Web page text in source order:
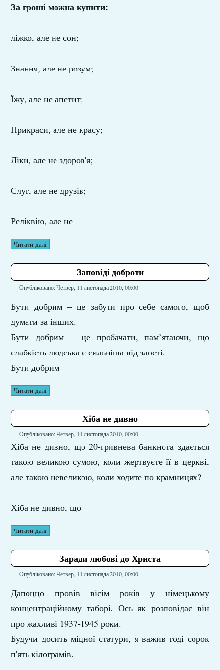
За гроші можна купити:
ліжко, але не сон;
Знання, але не розум;
Їжу, але не апетит;
Прикраси, але не красу;
Ліки, але не здоров'я;
Слуг, але не друзів;
Реліквію, але не
Читати далі
Заповіді доброти
Опубліковано: Четвер, 11 листопада 2010, 00:00
Бути добрим – це забути про себе самого, щоб
думати за інших.
Бути добрим – це пробачати, пам’ятаючи, що
слабкість людська є сильніша від злості.
Бути добрим
Читати далі
Хіба не дивно
Опубліковано: Четвер, 11 листопада 2010, 00:00
Хіба не дивно, що 20-гривнева банкнота здається
такою великою сумою, коли жертвуєте її в церкві,
але такою невеликою, коли ходите по крамницях?
Хіба не дивно, що
Читати далі
Заради любові до Христа
Опубліковано: Четвер, 11 листопада 2010, 00:00
Дапоццо провів вісім років у німецькому
концентраційному таборі. Ось як розповідає він
про жахливі 1937-1945 роки.
Будучи досить міцної статури, я важив тоді сорок
п'ять кілограмів.